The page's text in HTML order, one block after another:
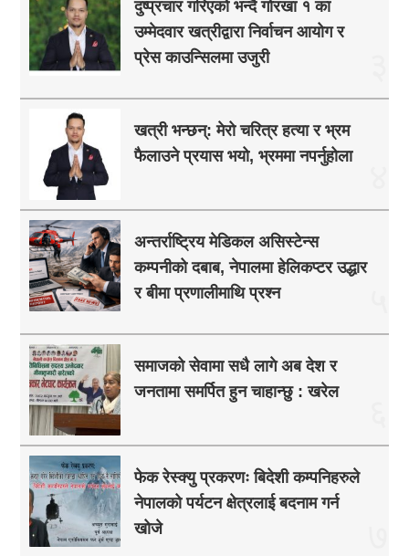
दुष्प्रचार गरिएको भन्दै गोरखा १ का
उम्मेदवार खत्रीद्वारा निर्वाचन आयोग र
प्रेस काउन्सिलमा उजुरी
खत्री भन्छन्: मेरो चरित्र हत्या र भ्रम
फैलाउने प्रयास भयो, भ्रममा नपर्नुहोला
अन्तर्राष्ट्रिय मेडिकल असिस्टेन्स
कम्पनीको दबाब, नेपालमा हेलिकप्टर उद्धार
र बीमा प्रणालीमाथि प्रश्न
समाजको सेवामा सधै लागे अब देश र
जनतामा समर्पित हुन चाहान्छु : खरेल
फेक रेस्क्यु प्रकरणः बिदेशी कम्पनिहरुले
नेपालको पर्यटन क्षेत्रलाई बदनाम गर्न
खोजे